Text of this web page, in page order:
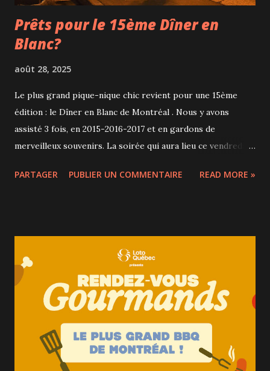
Prêts pour le 15ème Dîner en
Blanc?
août 28, 2025
Le plus grand pique-nique chic revient pour une 15ème
édition : le Dîner en Blanc de Montréal . Nous y avons
assisté 3 fois, en 2015-2016-2017 et en gardons de
merveilleux souvenirs. La soirée qui aura lieu ce vendredi 5
fleurs". Et comme le veut le concept, le lieu sera
site afin que chacun installe sa table. Le dîner commencera
à 19h, entouré de musique et de créations florales et les
festivités continueront jusqu'à 23h avec fête, danse et
surprise. Photo-booth fleuri, violoniste, DJ, performance
aérienne de cirque, bar à tatouages temporaires et
paillettes dorées ont déjà été annoncés par exemple. Il y a
quelques années, nous avions même assisté à une demande
en mariage publique! Beau temps, mauvais temps,
PARTAGER PUBLIER UN COMMENTAIRE READ MORE »